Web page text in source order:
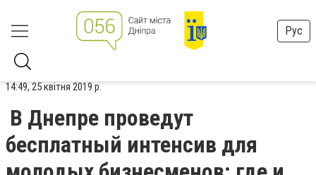
Рус
14:49, 25 квітня 2019 р.
В Днепре проведут
бесплатный интенсив для